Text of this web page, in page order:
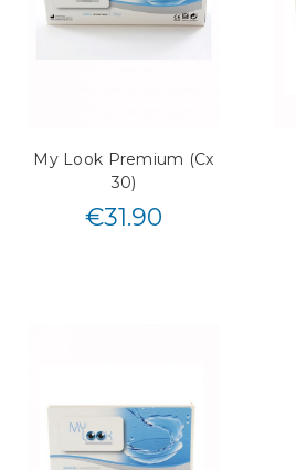
My Look Premium (Cx
30)
€31.90